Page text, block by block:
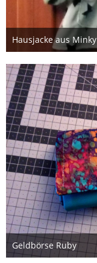
Hausjacke aus Minky
9. Januar 2018
Geldbörse Ruby
9. Januar 2018